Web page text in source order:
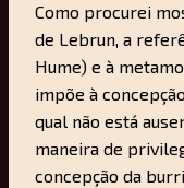
Como procurei
de Lebrun, a
Hume) e à
impõe à
qual não está
maneira de
concepção da